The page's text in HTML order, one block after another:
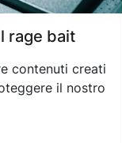
rage bait
contenuti creati
il nostro